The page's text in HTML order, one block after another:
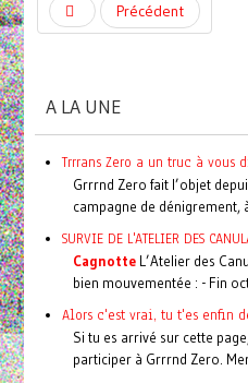
Précédent
A LA UNE
Trrrans Zero a un truc à vous
Grrrnd Zero fait l’objet
campagne de dénigrement,
SURVIE DE L'ATELIER DES
CagnotteL’Atelier des
bien mouvementée : - Fin
Alors c'est vrai, tu t'es enfin
Si tu es arrivé sur cette
participer à Grrrnd Zero.